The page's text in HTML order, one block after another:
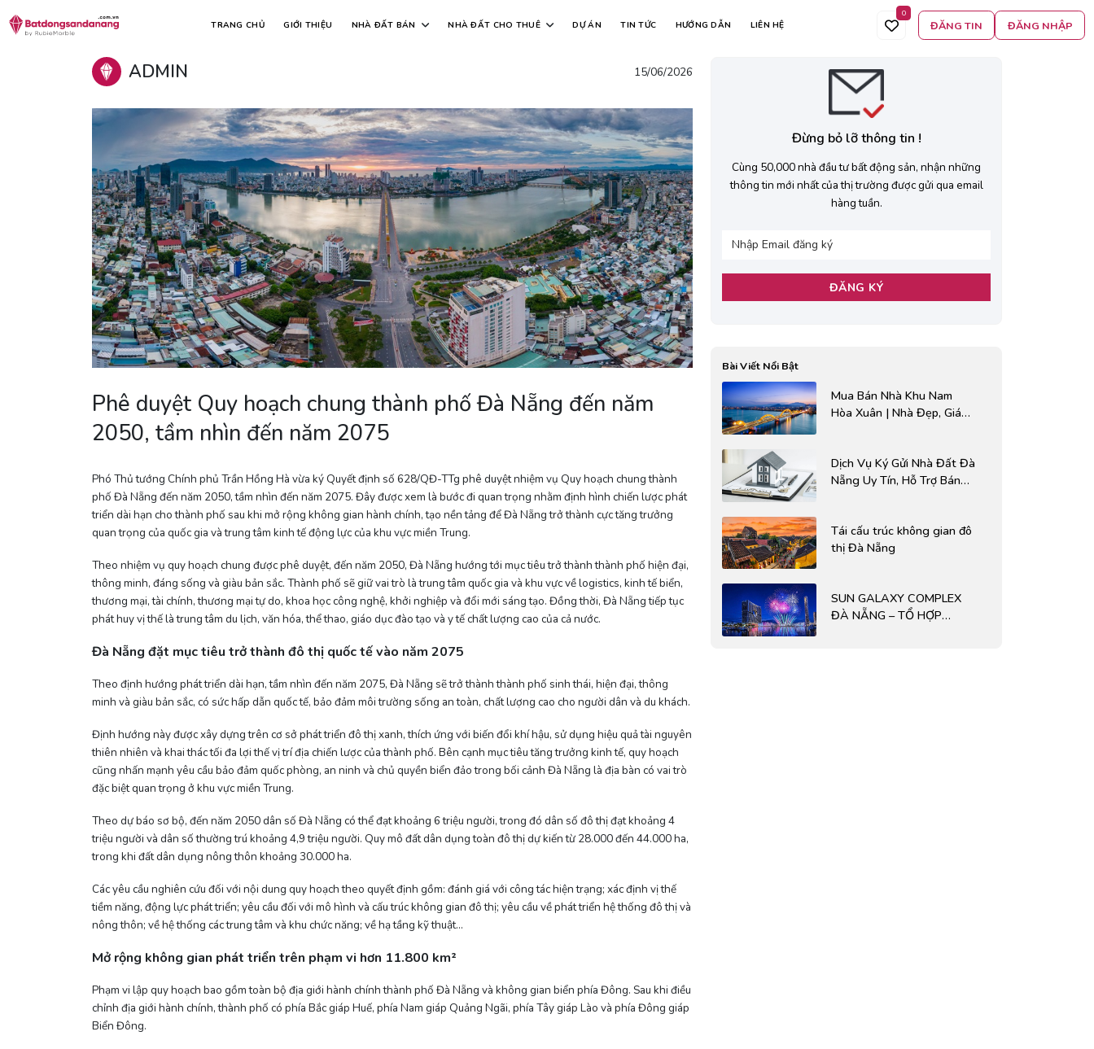
TRANG CHỦ GIỚI THIỆU NHÀ ĐẤT BÁN NHÀ ĐẤT CHO THUÊ DỰ ÁN TIN TỨC HƯỚNG DẪN LIÊN HỆ
0
ĐĂNG TIN ĐĂNG NHẬP
Trang chủ
ADMIN 15/06/2026
Phê duyệt Quy hoạch chung thành phố Đà Nẵng đến năm
2050, tầm nhìn đến năm 2075
Phó Thủ tướng Chính phủ Trần Hồng Hà vừa ký Quyết định số 628/QĐ-TTg phê duyệt nhiệm vụ Quy hoạch chung thành
phố Đà Nẵng đến năm 2050, tầm nhìn đến năm 2075. Đây được xem là bước đi quan trọng nhằm định hình chiến lược phát
triển dài hạn cho thành phố sau khi mở rộng không gian hành chính, tạo nền tảng để Đà Nẵng trở thành cực tăng trưởng
quan trọng của quốc gia và trung tâm kinh tế động lực của khu vực miền Trung.
Theo nhiệm vụ quy hoạch chung được phê duyệt, đến năm 2050, Đà Nẵng hướng tới mục tiêu trở thành thành phố hiện đại,
thông minh, đáng sống và giàu bản sắc. Thành phố sẽ giữ vai trò là trung tâm quốc gia và khu vực về logistics, kinh tế biển,
thương mại, tài chính, thương mại tự do, khoa học công nghệ, khởi nghiệp và đổi mới sáng tạo. Đồng thời, Đà Nẵng tiếp tục
phát huy vị thế là trung tâm du lịch, văn hóa, thể thao, giáo dục đào tạo và y tế chất lượng cao của cả nước.
Đà Nẵng đặt mục tiêu trở thành đô thị quốc tế vào năm 2075
Theo định hướng phát triển dài hạn, tầm nhìn đến năm 2075, Đà Nẵng sẽ trở thành thành phố sinh thái, hiện đại, thông
minh và giàu bản sắc, có sức hấp dẫn quốc tế, bảo đảm môi trường sống an toàn, chất lượng cao cho người dân và du khách.
Định hướng này được xây dựng trên cơ sở phát triển đô thị xanh, thích ứng với biến đổi khí hậu, sử dụng hiệu quả tài nguyên
thiên nhiên và khai thác tối đa lợi thế vị trí địa chiến lược của thành phố. Bên cạnh mục tiêu tăng trưởng kinh tế, quy hoạch
cũng nhấn mạnh yêu cầu bảo đảm quốc phòng, an ninh và chủ quyền biển đảo trong bối cảnh Đà Nẵng là địa bàn có vai trò
đặc biệt quan trọng ở khu vực miền Trung.
Theo dự báo sơ bộ, đến năm 2050 dân số Đà Nẵng có thể đạt khoảng 6 triệu người, trong đó dân số đô thị đạt khoảng 4
triệu người và dân số thường trú khoảng 4,9 triệu người. Quy mô đất dân dụng toàn đô thị dự kiến từ 28.000 đến 44.000 ha,
trong khi đất dân dụng nông thôn khoảng 30.000 ha.
Các yêu cầu nghiên cứu đối với nội dung quy hoạch theo quyết định gồm: đánh giá với công tác hiện trạng; xác định vị thế
tiềm năng, động lực phát triển; yêu cầu đối với mô hình và cấu trúc không gian đô thị; yêu cầu về phát triển hệ thống đô thị và
nông thôn; về hệ thống các trung tâm và khu chức năng; về hạ tầng kỹ thuật…
Mở rộng không gian phát triển trên phạm vi hơn 11.800 km²
Phạm vi lập quy hoạch bao gồm toàn bộ địa giới hành chính thành phố Đà Nẵng và không gian biển phía Đông. Sau khi điều
chỉnh địa giới hành chính, thành phố có phía Bắc giáp Huế, phía Nam giáp Quảng Ngãi, phía Tây giáp Lào và phía Đông giáp
Biển Đông.
Đừng bỏ lỡ thông tin !
Cùng 50,000 nhà đầu tư bất động sản, nhận những
thông tin mới nhất của thị trường được gửi qua email
hàng tuần.
Bài Viết Nổi Bật
Mua Bán Nhà Khu Nam
Hòa Xuân | Nhà Đẹp, Giá
Dịch Vụ Ký Gửi Nhà Đất Đà
Nẵng Uy Tín, Hỗ Trợ Bán
Tái cấu trúc không gian đô
thị Đà Nẵng
SUN GALAXY COMPLEX
ĐÀ NẴNG – TỔ HỢP